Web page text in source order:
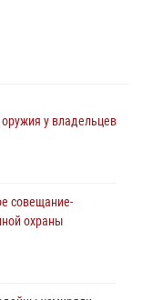
у владельцев
совещание-
охраны